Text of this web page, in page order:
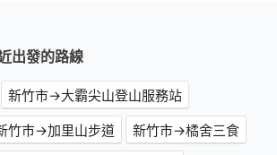
出發的路線
新竹市→大霸尖山登山服務站
竹市→加里山步道
新竹市→橘舍三食